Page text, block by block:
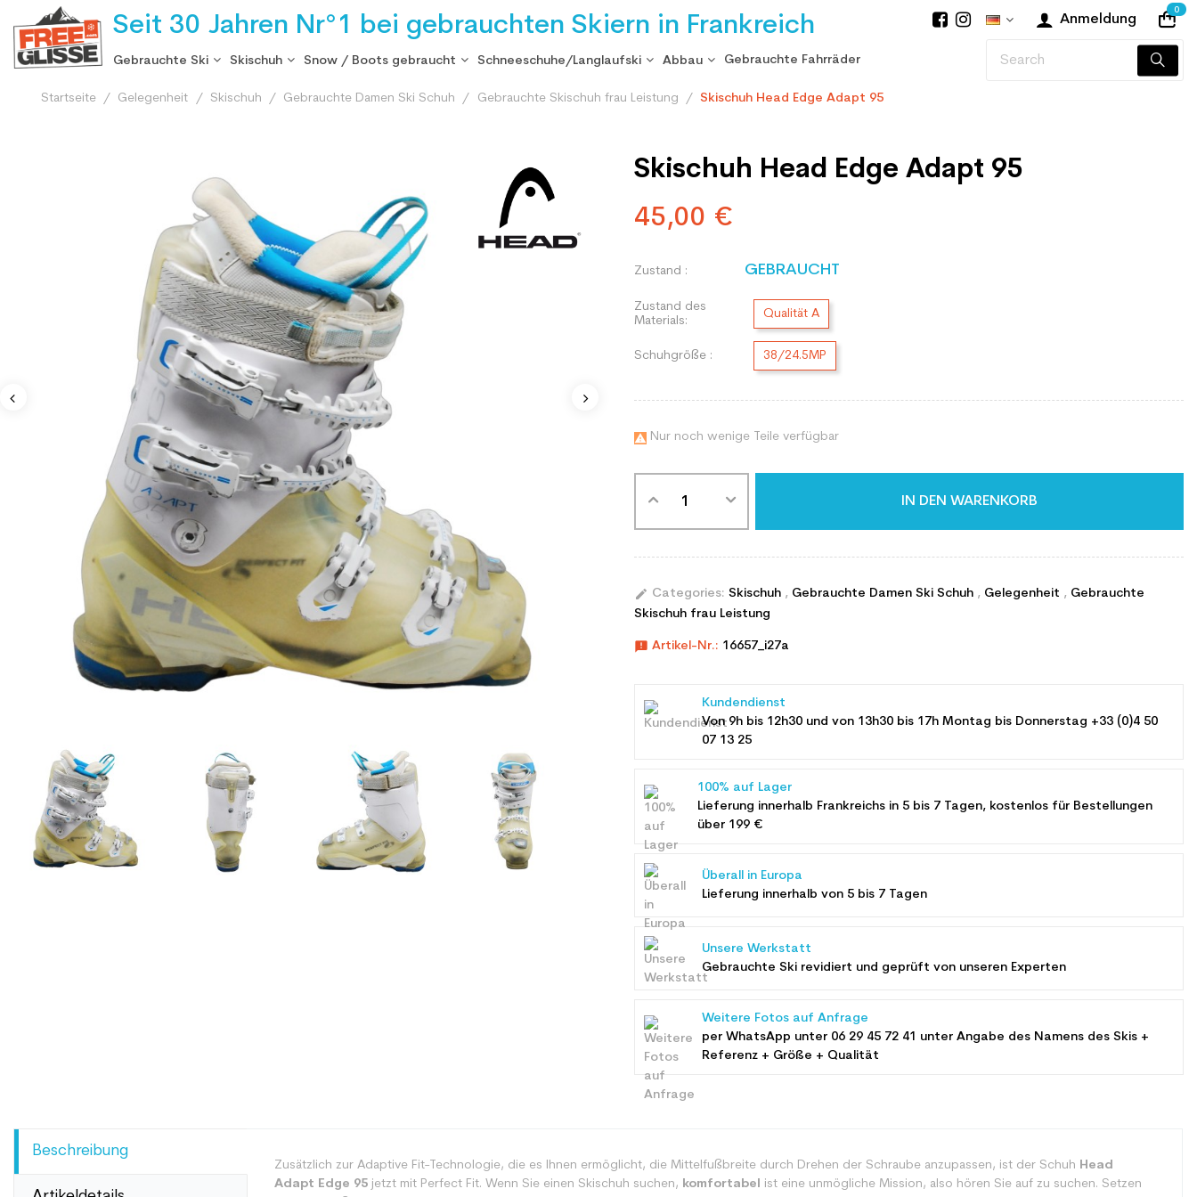
Seit 30 Jahren Nr°1 bei gebrauchten Skiern in Frankreich Anmeldung
0
Gebrauchte Ski Skischuh Snow / Boots gebraucht Schneeschuhe/Langlaufski Abbau Gebrauchte Fahrräder
Startseite Gelegenheit Skischuh Gebrauchte Damen Ski Schuh Gebrauchte Skischuh frau Leistung Skischuh Head Edge Adapt 95
Skischuh Head Edge Adapt 95
45,00 €
Zustand : GEBRAUCHT
Zustand des
Materials:
Qualität A
Schuhgröße : 38/24.5MP
 Nur noch wenige Teile verfügbar
IN DEN WARENKORB
edit Categories: Skischuh , Gebrauchte Damen Ski Schuh , Gelegenheit , Gebrauchte
Skischuh frau Leistung
announcement Artikel-Nr.: 16657_i27a
Kundendienst
Von 9h bis 12h30 und von 13h30 bis 17h Montag bis Donnerstag +33 (0)4 50
07 13 25
100% auf Lager
Lieferung innerhalb Frankreichs in 5 bis 7 Tagen, kostenlos für Bestellungen
über 199 €
Überall in Europa
Lieferung innerhalb von 5 bis 7 Tagen
Unsere Werkstatt
Gebrauchte Ski revidiert und geprüft von unseren Experten
Weitere Fotos auf Anfrage
per WhatsApp unter 06 29 45 72 41 unter Angabe des Namens des Skis +
Referenz + Größe + Qualität
Beschreibung
Zusätzlich zur Adaptive Fit-Technologie, die es Ihnen ermöglicht, die Mittelfußbreite durch Drehen der Schraube anzupassen, ist der Schuh Head
Adapt Edge 95jetzt mit Perfect Fit. Wenn Sie einen Skischuh suchen, komfortabel ist eine unmögliche Mission, also hören Sie auf zu suchen. Setzen